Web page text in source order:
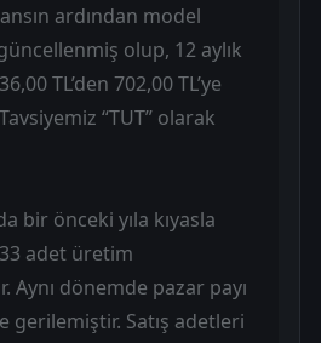
ardından model
olup, 12 aylık
TL’den 702,00 TL’ye
“TUT” olarak
bir önceki yıla kıyasla
adet üretim
Aynı dönemde pazar payı
gerilemiştir. Satış adetleri